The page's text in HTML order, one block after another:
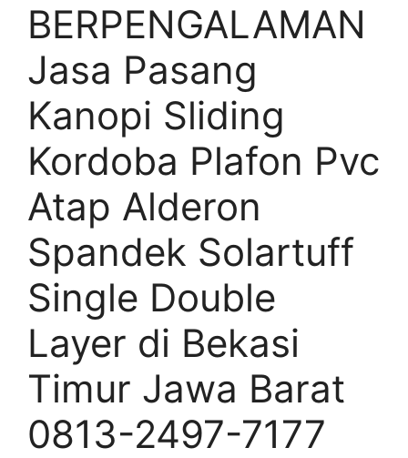
BERPENGALAMAN
Jasa Pasang
Kanopi Sliding
Kordoba Plafon Pvc
Atap Alderon
Spandek Solartuff
Single Double
Layer di Bekasi
Timur Jawa Barat
0813-2497-7177